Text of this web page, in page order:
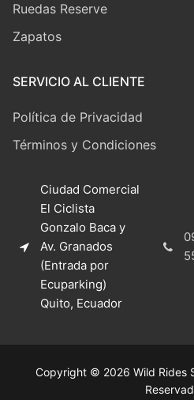
Ruedas Reserve
Zapatos
SERVICIO AL CLIENTE
Política de Privacidad
Términos y Condiciones
Ciudad Comercial
El Ciclista
Gonzalo Baca y
Av. Granados
(Entrada por
Ecuparking)
Quito, Ecuador
Copyright © 2026 Wild Rides